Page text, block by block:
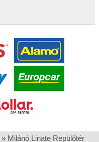
» Milánó Linate Repülőtér